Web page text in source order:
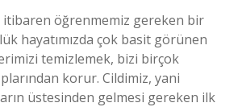
itibaren öğrenmemiz gereken bir
hayatımızda çok basit görünen
temizlemek, bizi birçok
korur. Cildimiz, yani
üstesinden gelmesi gereken ilk